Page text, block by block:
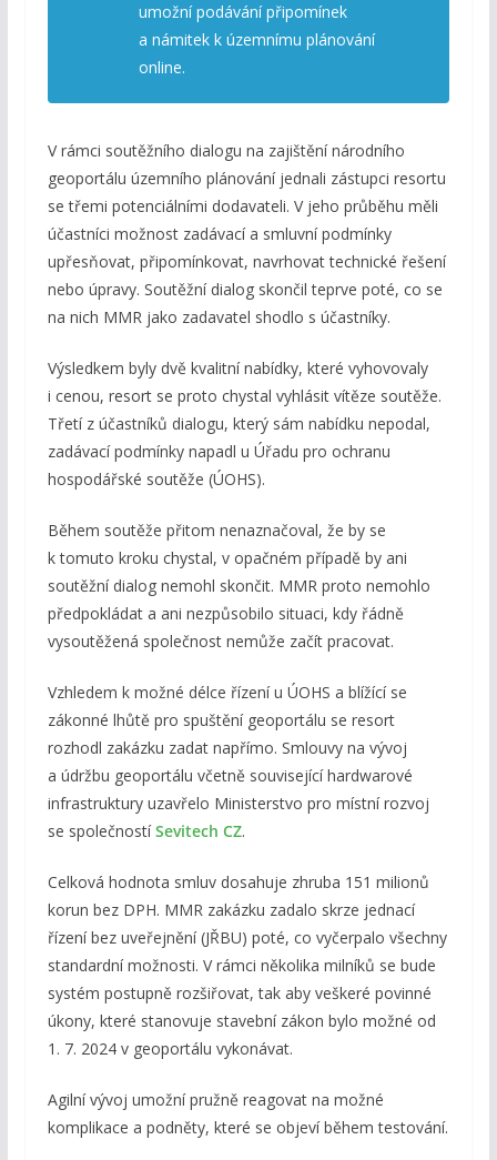
umožní podávání připomínek
a námitek k územnímu plánování
online.
V rámci soutěžního dialogu na zajištění národního
geoportálu územního plánování jednali zástupci resortu
se třemi potenciálními dodavateli. V jeho průběhu měli
účastníci možnost zadávací a smluvní podmínky
upřesňovat, připomínkovat, navrhovat technické řešení
nebo úpravy. Soutěžní dialog skončil teprve poté, co se
na nich MMR jako zadavatel shodlo s účastníky.
Výsledkem byly dvě kvalitní nabídky, které vyhovovaly
i cenou, resort se proto chystal vyhlásit vítěze soutěže.
Třetí z účastníků dialogu, který sám nabídku nepodal,
zadávací podmínky napadl u Úřadu pro ochranu
hospodářské soutěže (ÚOHS).
Během soutěže přitom nenaznačoval, že by se
k tomuto kroku chystal, v opačném případě by ani
soutěžní dialog nemohl skončit. MMR proto nemohlo
předpokládat a ani nezpůsobilo situaci, kdy řádně
vysoutěžená společnost nemůže začít pracovat.
Vzhledem k možné délce řízení u ÚOHS a blížící se
zákonné lhůtě pro spuštění geoportálu se resort
rozhodl zakázku zadat napřímo. Smlouvy na vývoj
a údržbu geoportálu včetně související hardwarové
infrastruktury uzavřelo Ministerstvo pro místní rozvoj
se společnostíSevitech CZ.
Celková hodnota smluv dosahuje zhruba 151 milionů
korun bez DPH. MMR zakázku zadalo skrze jednací
řízení bez uveřejnění (JŘBU) poté, co vyčerpalo všechny
standardní možnosti. V rámci několika milníků se bude
systém postupně rozšiřovat, tak aby veškeré povinné
úkony, které stanovuje stavební zákon bylo možné od
1. 7. 2024 v geoportálu vykonávat.
Agilní vývoj umožní pružně reagovat na možné
komplikace a podněty, které se objeví během testování.